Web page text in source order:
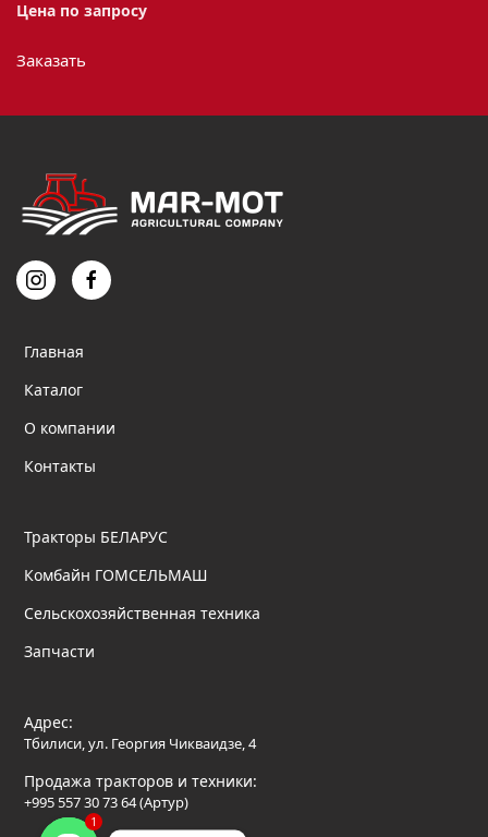
Цена по запросу
Заказать
можно
выбрать
на
товара.
Главная
Каталог
О компании
Контакты
Тракторы БЕЛАРУС
Комбайн ГОМСЕЛЬМАШ
Сельскохозяйственная техника
Запчасти
Адрес:
Тбилиси, ул. Георгия Чикваидзе, 4
Продажа тракторов и техники:
+995 557 30 73 64 (Артур)
1